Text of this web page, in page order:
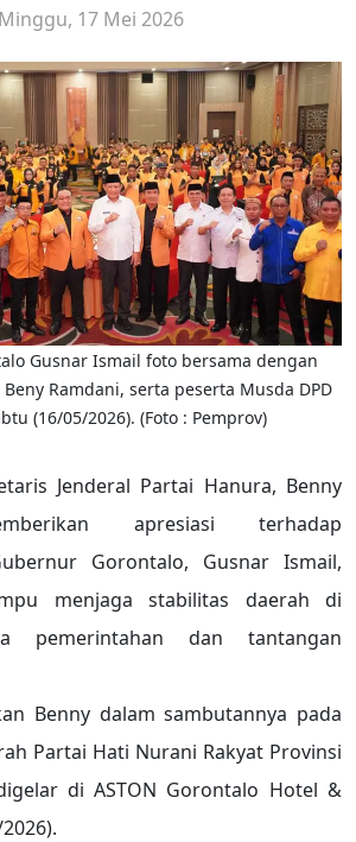
17 Mei 2026
Gusnar Ismail foto bersama dengan
Beny Ramdani, serta peserta Musda DPD
(16/05/2026). (Foto : Pemprov)
Jenderal Partai Hanura, Benny
apresiasi terhadap
Gorontalo, Gusnar Ismail,
menjaga stabilitas daerah di
pemerintahan dan tantangan
Benny dalam sambutannya pada
Partai Hati Nurani Rakyat Provinsi
di ASTON Gorontalo Hotel &